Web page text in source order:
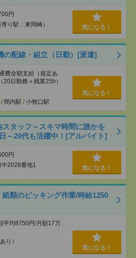
円
り駅：東岡崎） 気になる！
の配線・組立（日勤）[派遣]
費全額支給（規定あ
20日勤務＋残業25h）
/ 間内駅 / 小牧口駅
気になる！
タッフ～スキマ時間に誰かを
～20代も活躍中！[アルバイト]
円
2028番地1 気になる！
類のピッキング作業/時給1250
均8750円/月額17万
り）
気になる！